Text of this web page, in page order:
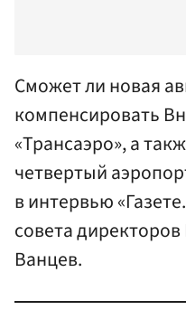
Сможет ли новая
компенсировать
«Трансаэро», а
четвертый
в интервью
совета
Ванцев.